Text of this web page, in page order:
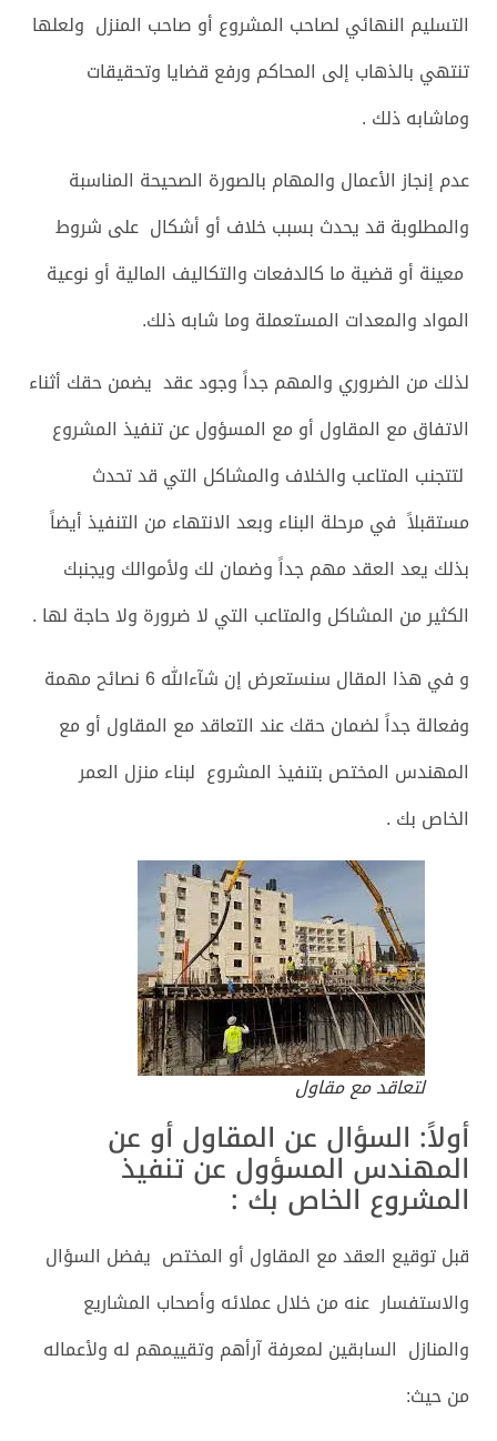
التسليم النهائي لصاحب المشروع أو صاحب المنزل ولعلها
تنتهي بالذهاب إلى المحاكم ورفع قضايا وتحقيقات
وماشابه ذلك .
عدم إنجاز الأعمال والمهام بالصورة الصحيحة المناسبة
والمطلوبة قد يحدث بسبب خلاف أو أشكال على شروط
معينة أو قضية ما كالدفعات والتكاليف المالية أو نوعية
المواد والمعدات المستعملة وما شابه ذلك.
لذلك من الضروري والمهم جداً وجود عقد يضمن حقك أثناء
الاتفاق مع المقاول أو مع المسؤول عن تنفيذ المشروع
لتتجنب المتاعب والخلاف والمشاكل التي قد تحدث
مستقبلاً في مرحلة البناء وبعد الانتهاء من التنفيذ أيضاً
بذلك يعد العقد مهم جداً وضمان لك ولأموالك ويجنبك
الكثير من المشاكل والمتاعب التي لا ضرورة ولا حاجة لها .
و في هذا المقال سنستعرض إن شآءالله 6 نصائح مهمة
وفعالة جداً لضمان حقك عند التعاقد مع المقاول أو مع
المهندس المختص بتنفيذ المشروع لبناء منزل العمر
الخاص بك .
لتعاقد مع مقاول
أولاً: السؤال عن المقاول أو عن
المهندس المسؤول عن تنفيذ
المشروع الخاص بك :
قبل توقيع العقد مع المقاول أو المختص يفضل السؤال
والاستفسار عنه من خلال عملائه وأصحاب المشاريع
والمنازل السابقين لمعرفة آرأهم وتقييمهم له ولأعماله
من حيث: